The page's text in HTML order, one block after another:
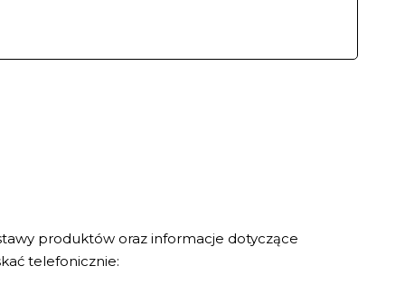
produktów oraz informacje dotyczące
telefonicznie: